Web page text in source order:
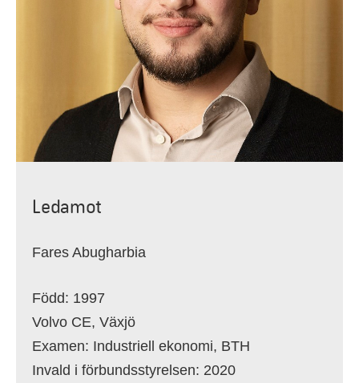
Ledamot
Fares Abugharbia
Född: 1997
Volvo CE, Växjö
Examen: Industriell ekonomi, BTH
Invald i förbundsstyrelsen: 2020